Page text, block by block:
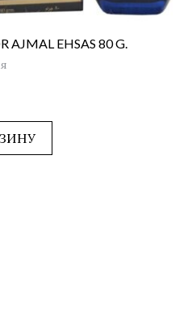
AJMAL EHSAS 80 G.